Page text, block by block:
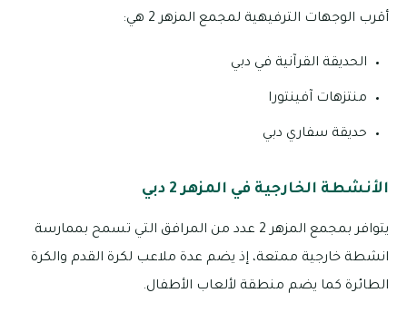
أقرب الوجهات الترفيهية لمجمع المزهر 2 هي:
الحديقة القرآنية في دبي
منتزهات آفينتورا
حديقة سفاري دبي
الأنشطة الخارجية في المزهر 2 دبي
يتوافر بمجمع المزهر 2 عدد من المرافق التي تسمح بممارسة
انشطة خارجية ممتعة، إذ يضم عدة ملاعب لكرة القدم والكرة
الطائرة كما يضم منطقة لألعاب الأطفال.